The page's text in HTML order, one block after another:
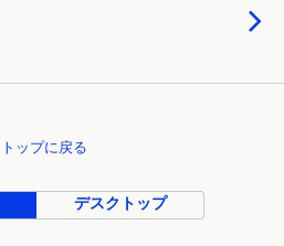
トップに戻る
デスクトップ